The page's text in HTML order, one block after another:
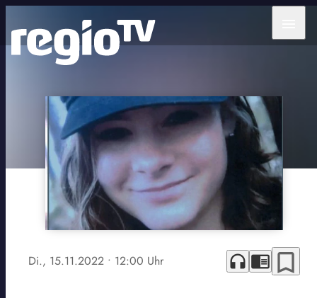
Di., 15.11.2022 • 12:00 Uhr headphones chrome_reader_mode bookmark_border